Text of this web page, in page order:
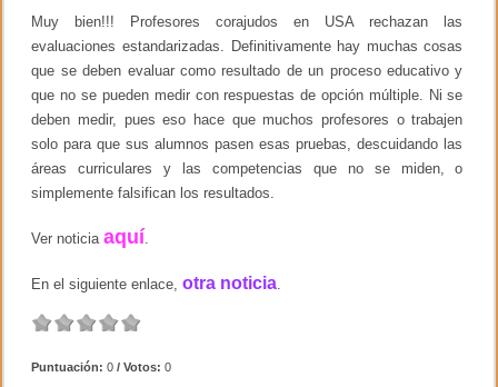
Muy bien!!! Profesores corajudos en USA rechazan las
evaluaciones estandarizadas. Definitivamente hay muchas cosas
que se deben evaluar como resultado de un proceso educativo y
que no se pueden medir con respuestas de opción múltiple. Ni se
deben medir, pues eso hace que muchos profesores o trabajen
solo para que sus alumnos pasen esas pruebas, descuidando las
áreas curriculares y las competencias que no se miden, o
simplemente falsifican los resultados.
Ver noticiaaquí
En el siguiente enlace,otra noticia
Puntuación:0 / Votos:0